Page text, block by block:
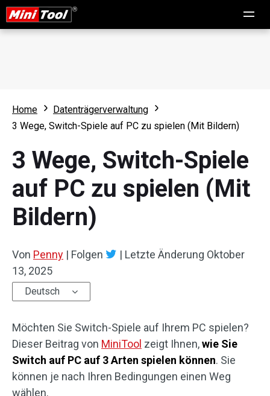
Home
Datenträgerverwaltung
3 Wege, Switch-Spiele auf PC zu spielen (Mit Bildern)
3 Wege, Switch-Spiele
auf PC zu spielen (Mit
Bildern)
Von Penny | Folgen | Letzte Änderung Oktober
13, 2025
Deutsch
Möchten Sie Switch-Spiele auf Ihrem PC spielen?
Dieser Beitrag von MiniTool zeigt Ihnen,wie Sie
Switch auf PC auf 3 Arten spielen können. Sie
können je nach Ihren Bedingungen einen Weg
wählen.